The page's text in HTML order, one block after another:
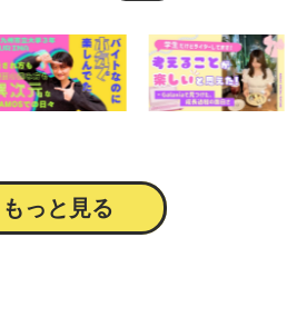
もっと見る